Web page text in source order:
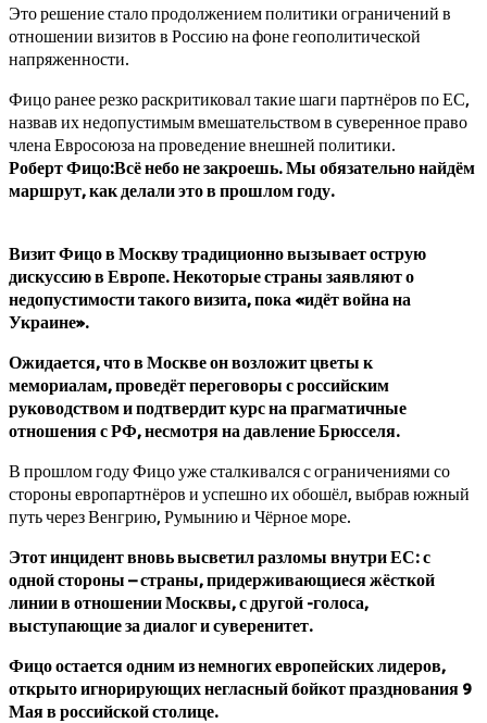
Это решение стало продолжением политики ограничений в
отношении визитов в Россию на фоне геополитической
напряженности.
Фицо ранее резко раскритиковал такие шаги партнёров по ЕС,
назвав их недопустимым вмешательством в суверенное право
члена Евросоюза на проведение внешней политики.
Роберт Фицо:Всё небо не закроешь. Мы обязательно найдём
маршрут, как делали это в прошлом году.
Визит Фицо в Москву традиционно вызывает острую
дискуссию в Европе. Некоторые страны заявляют о
недопустимости такого визита, пока «идёт война на
Украине».
Ожидается, что в Москве он возложит цветы к
мемориалам, проведёт переговоры с российским
руководством и подтвердит курс на прагматичные
отношения с РФ, несмотря на давление Брюсселя.
В прошлом году Фицо уже сталкивался с ограничениями со
стороны европартнёров и успешно их обошёл, выбрав южный
путь через Венгрию, Румынию и Чёрное море.
Этот инцидент вновь высветил разломы внутри ЕС: с
одной стороны – страны, придерживающиеся жёсткой
линии в отношении Москвы, с другой -голоса,
выступающие за диалог и суверенитет.
Фицо остается одним из немногих европейских лидеров,
открыто игнорирующих негласный бойкот празднования 9
Мая в российской столице.